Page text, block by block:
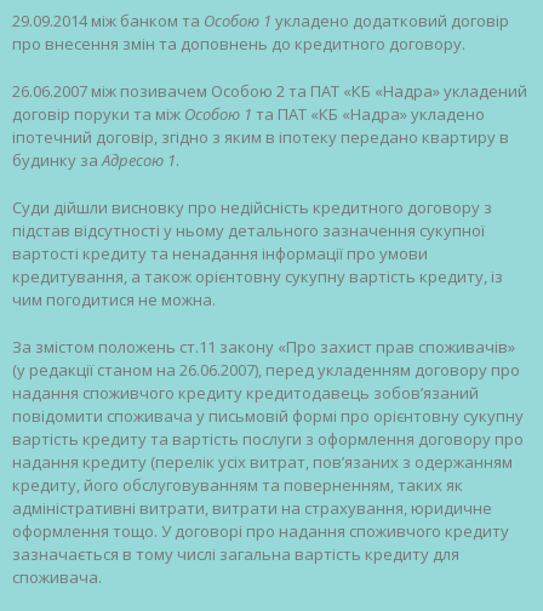
29.09.2014 між банком та Особою 1 укладено додатковий договір
про внесення змін та доповнень до кредитного договору.
26.06.2007 між позивачем Особою 2 та ПАТ «КБ «Надра» укладений
договір поруки та між Особою 1 та ПАТ «КБ «Надра» укладено
іпотечний договір, згідно з яким в іпотеку передано квартиру в
будинку заАдресою 1.
Суди дійшли висновку про недійсність кредитного договору з
підстав відсутності у ньому детального зазначення сукупної
вартості кредиту та ненадання інформації про умови
кредитування, а також орієнтовну сукупну вартість кредиту, із
чим погодитися не можна.
За змістом положень ст.11 закону «Про захист прав споживачів»
(у редакції станом на 26.06.2007), перед укладенням договору про
надання споживчого кредиту кредитодавець зобов’язаний
повідомити споживача у письмовій формі про орієнтовну сукупну
вартість кредиту та вартість послуги з оформлення договору про
надання кредиту (перелік усіх витрат, пов’язаних з одержанням
кредиту, його обслуговуванням та поверненням, таких як
адміністративні витрати, витрати на страхування, юридичне
оформлення тощо. У договорі про надання споживчого кредиту
зазначається в тому числі загальна вартість кредиту для
споживача.